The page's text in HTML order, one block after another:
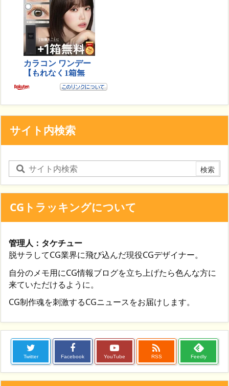
サイト内検索
CGトラッキングについて
管理人：タケチュー
脱サラしてCG業界に飛び込んだ現役CGデザイナー。
自分のメモ用にCG情報ブログを立ち上げたら色んな方に
来ていただけるように。
CG制作魂を刺激するCGニュースをお届けします。
Twitter Facebook YouTube

RSS Feedly